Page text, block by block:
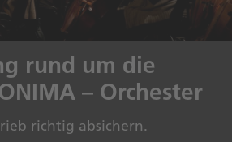
rund um die
– Orchester
richtig absichern.